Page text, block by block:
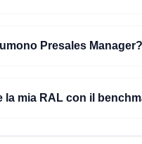
Presales Manager?
la mia RAL con il